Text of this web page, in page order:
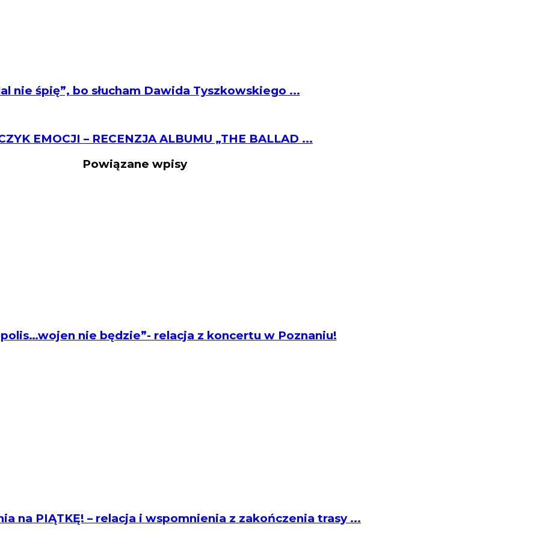
nie śpię”, bo słucham Dawida Tyszkowskiego ...
EMOCJI – RECENZJA ALBUMU „THE BALLAD ...
Powiązane wpisy
nie będzie”- relacja z koncertu w Poznaniu!
na PIĄTKĘ! – relacja i wspomnienia z zakończenia trasy ...